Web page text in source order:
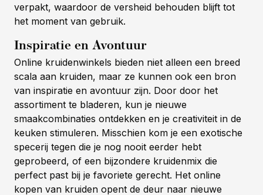
verpakt, waardoor de versheid behouden blijft tot
het moment van gebruik.
Inspiratie en Avontuur
Online kruidenwinkels bieden niet alleen een breed
scala aan kruiden, maar ze kunnen ook een bron
van inspiratie en avontuur zijn. Door door het
assortiment te bladeren, kun je nieuwe
smaakcombinaties ontdekken en je creativiteit in de
keuken stimuleren. Misschien kom je een exotische
specerij tegen die je nog nooit eerder hebt
geprobeerd, of een bijzondere kruidenmix die
perfect past bij je favoriete gerecht. Het online
kopen van kruiden opent de deur naar nieuwe